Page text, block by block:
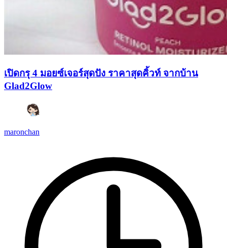
เปิดกรุ 4 มอยซ์เจอร์สุดปัง ราคาสุดคิ้วท์ จากบ้าน
Glad2Glow
maronchan